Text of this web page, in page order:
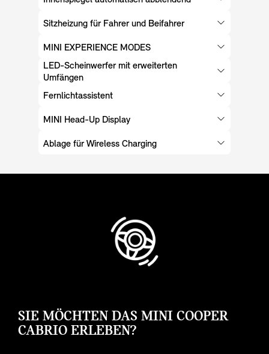
Sitzheizung für Fahrer und Beifahrer
MINI EXPERIENCE MODES
LED-Scheinwerfer mit erweiterten
Umfängen
Fernlichtassistent
MINI Head-Up Display
Ablage für Wireless Charging
SIE MÖCHTEN DAS MINI COOPER
CABRIO ERLEBEN?